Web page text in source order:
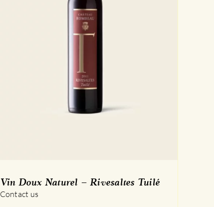
Vin Doux Naturel – Rivesaltes Tuilé
Contact us